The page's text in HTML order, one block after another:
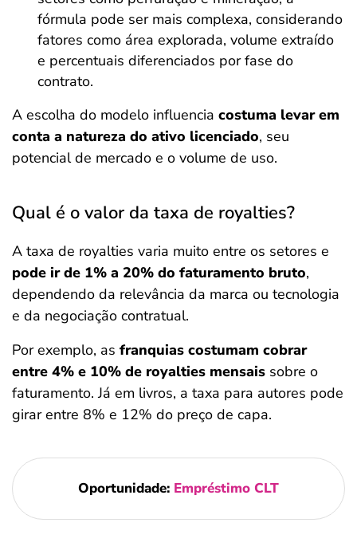
fórmula pode ser mais complexa, considerando
fatores como área explorada, volume extraído
e percentuais diferenciados por fase do
contrato.
A escolha do modelo influencia costuma levar em
conta a natureza do ativo licenciado, seu
potencial de mercado e o volume de uso.
Qual é o valor da taxa de royalties?
A taxa de royalties varia muito entre os setores e
pode ir de 1% a 20% do faturamento bruto,
dependendo da relevância da marca ou tecnologia
e da negociação contratual.
Por exemplo, as franquias costumam cobrar
entre 4% e 10% de royalties mensais sobre o
faturamento. Já em livros, a taxa para autores pode
girar entre 8% e 12% do preço de capa.
Oportunidade: Empréstimo CLT